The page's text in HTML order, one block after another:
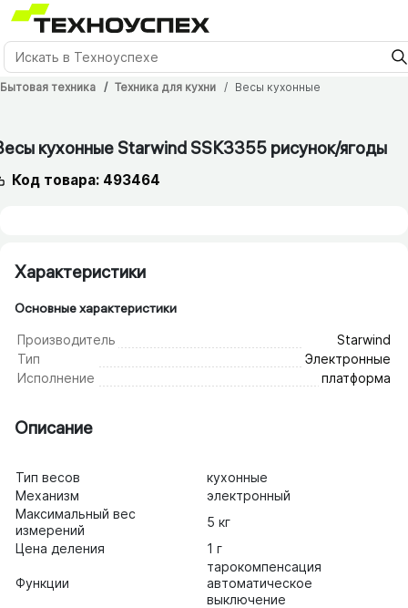
Бытовая техника Техника для кухни Весы кухонные
кухонные Starwind SSK3355 рисунок/​ягоды
Код товара: 493464
Характеристики
Основные характеристики
Производитель
Starwind
Тип
Электронные
Исполнение
платформа
Описание
Тип весов
кухонные
Механизм
электронный
Максимальный вес
измерений
5 кг
Цена деления 1 г
Функции
тарокомпенсация
автоматическое
выключение